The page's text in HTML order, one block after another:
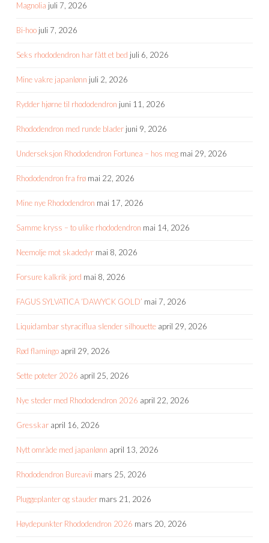
Magnolia juli 7, 2026
Bi-hoo juli 7, 2026
Seks rhododendron har fått et bed juli 6, 2026
Mine vakre japanlønn juli 2, 2026
Rydder hjørne til rhododendron juni 11, 2026
Rhododendron med runde blader juni 9, 2026
Underseksjon Rhododendron Fortunea – hos meg mai 29, 2026
Rhododendron fra frø mai 22, 2026
Mine nye Rhododendron mai 17, 2026
Samme kryss – to ulike rhododendron mai 14, 2026
Neemolje mot skadedyr mai 8, 2026
Forsure kalkrik jord mai 8, 2026
FAGUS SYLVATICA ‘DAWYCK GOLD’ mai 7, 2026
Liquidambar styraciflua slender silhouette april 29, 2026
Rød flamingo april 29, 2026
Sette poteter 2026 april 25, 2026
Nye steder med Rhododendron 2026 april 22, 2026
Gresskar april 16, 2026
Nytt område med japanlønn april 13, 2026
Rhododendron Bureavii mars 25, 2026
Pluggeplanter og stauder mars 21, 2026
Høydepunkter Rhododendron 2026 mars 20, 2026